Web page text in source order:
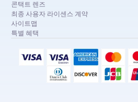
콘택트 렌즈
최종 사용자 라이센스 계약
사이트맵
특별 혜택